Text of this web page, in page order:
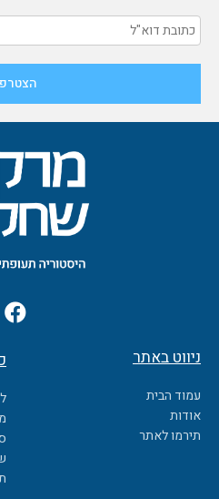
F
a
e
b
o
o
k
ניווט באתר
עמוד הבית
אודות
תירמו לאתר